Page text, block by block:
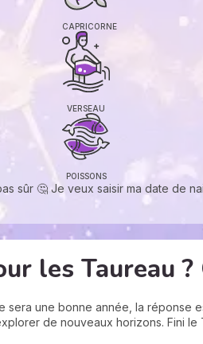
CAPRICORNE
VERSEAU
POISSONS
sûr 🤔 Je veux saisir ma date de
les Taureau
sera une bonne année, la réponse
de nouveaux horizons. Fini le